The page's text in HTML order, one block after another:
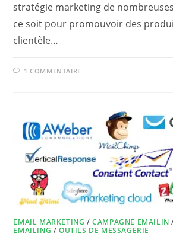
stratégie marketing de
ce soit pour promouvoir des
clientèle…
1 COMMENTAIRE
EMAIL MARKETING /CAMPAGNE EMAILIN
EMAILING /OUTILS DE MESSAGERIE